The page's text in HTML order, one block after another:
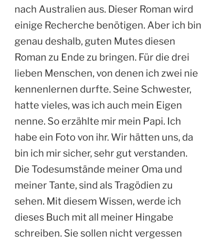
nach Australien aus. Dieser Roman wird
einige Recherche benötigen. Aber ich bin
genau deshalb, guten Mutes diesen
Roman zu Ende zu bringen. Für die drei
lieben Menschen, von denen ich zwei nie
kennenlernen durfte. Seine Schwester,
hatte vieles, was ich auch mein Eigen
nenne. So erzählte mir mein Papi. Ich
habe ein Foto von ihr. Wir hätten uns, da
bin ich mir sicher, sehr gut verstanden.
Die Todesumstände meiner Oma und
meiner Tante, sind als Tragödien zu
sehen. Mit diesem Wissen, werde ich
dieses Buch mit all meiner Hingabe
schreiben. Sie sollen nicht vergessen